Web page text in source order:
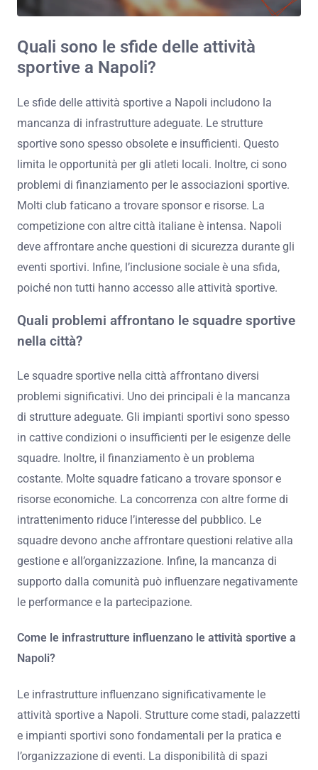
Quali sono le sfide delle attività
sportive a Napoli?
Le sfide delle attività sportive a Napoli includono la
mancanza di infrastrutture adeguate. Le strutture
sportive sono spesso obsolete e insufficienti. Questo
limita le opportunità per gli atleti locali. Inoltre, ci sono
problemi di finanziamento per le associazioni sportive.
Molti club faticano a trovare sponsor e risorse. La
competizione con altre città italiane è intensa. Napoli
deve affrontare anche questioni di sicurezza durante gli
eventi sportivi. Infine, l’inclusione sociale è una sfida,
poiché non tutti hanno accesso alle attività sportive.
Quali problemi affrontano le squadre sportive
nella città?
Le squadre sportive nella città affrontano diversi
problemi significativi. Uno dei principali è la mancanza
di strutture adeguate. Gli impianti sportivi sono spesso
in cattive condizioni o insufficienti per le esigenze delle
squadre. Inoltre, il finanziamento è un problema
costante. Molte squadre faticano a trovare sponsor e
risorse economiche. La concorrenza con altre forme di
intrattenimento riduce l’interesse del pubblico. Le
squadre devono anche affrontare questioni relative alla
gestione e all’organizzazione. Infine, la mancanza di
supporto dalla comunità può influenzare negativamente
le performance e la partecipazione.
Come le infrastrutture influenzano le attività sportive a
Napoli?
Le infrastrutture influenzano significativamente le
attività sportive a Napoli. Strutture come stadi, palazzetti
e impianti sportivi sono fondamentali per la pratica e
l’organizzazione di eventi. La disponibilità di spazi